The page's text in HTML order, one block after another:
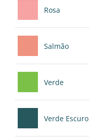
Rosa
Salmão
Verde
Verde Escuro